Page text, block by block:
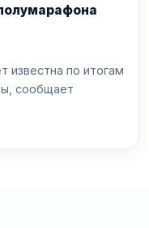
известна по итогам
сообщает